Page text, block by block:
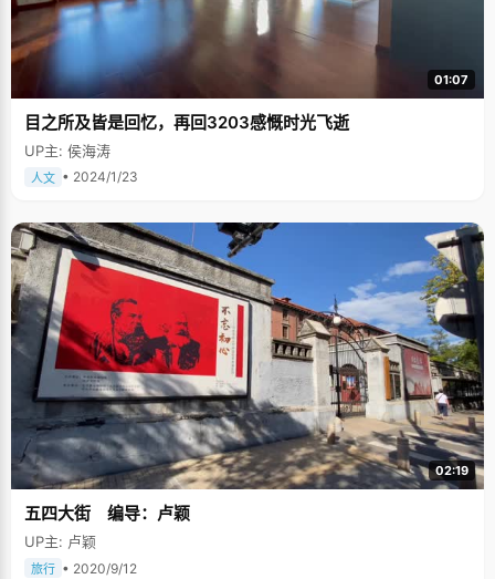
了记性，不敢再马虎了事了。"我妈说如果不严谨的话以后不会有大出息"，
崔立文撇了下嘴，"这个习惯倒是挺好的，以后做作业我就争取不做错题
了。" 学习学的是思考的能力而不是考多少分 因为不是伊犁中考第一名，崔
立文没有机会去伊犁最好的高中，而被保送到了兵团二中。崔立文非常乐观
的说，"最好的不一定是最适合的"。在兵团二中，崔立文很受重视，有很多
高三上学期结束，她基本就确定了能保送清华大学。因为参加理科类竞赛，
大家一起复习参加高考。"我需要去看一些除了理科之外的东西"。在高三阶
段，她看了很多的文学书籍，巴金和罗马罗兰的书是她最喜欢的。 参加完奥
小老师，给同学们讲卷子。讲题的同时，崔立文的数学水平也有了提高。 "我
更希望从学习中学到一种学习思考的能力，而不是能考多少分，所以我对于
考状元的期待和厚望不是很多"，崔立文说，"参加奥赛是因为不想把高考当
成唯一的恶露，孤注一掷，希望除了高考还有其他选择。现在有了保送，高
考心态就比较好了。" 尝试各种生活体验 崔立文的父母非常开明，他们希望
孩子除了学习外，还能学到很多生活的本领，于是从小培养崔立文的自立能
力。 崔立文初中的时候去买过报纸，"当你去做生意的时候，嘴就会特别
甜"，走了一个早上，挣到了十多块钱，"一个月能挣一千二，我当时还想，
我以后靠卖报纸也能养活自己了，"崔立文笑得很开心。 初二的时候，为了锻
炼孩子的管理能力，爸爸妈妈让崔立文照管家里的吃穿用度，把一个月的生
活费交给崔立文，由她来负责买菜。"我自己一个人拎着篮子去菜市场，为了
省下钱，我尽量买最便宜的菜"，月底的时候，崔立文发现，自己只省下了一
块钱，于是得出结论：当家确实不容易。有了这次经历后，崔立文更加了解
到父母的辛苦，平时用什么东西都比较爱护。 从高三开始，崔立文喜欢一个
人出去旅行，利用周末和暑假的时间，一个人报团去旅游， 因为有很强的自
立能力做基础，父母基本都比较放心。新疆周边的地区她都走遍了，还去了
趟沙漠。目前，她正在计划走得更远一些。 关于未来，崔立文充满了各种想
的事情。 "什么事情呢？" "比如画画、旅游、佛学，我现在开始喜欢跑步
了，"崔立文想了想，笑着回答。
01:07
目之所及皆是回忆，再回3203感慨时光飞逝
UP主: 侯海涛
人文 • 2024/1/23
02:19
五四大街 编导：卢颖
UP主: 卢颖
旅行 • 2020/9/12